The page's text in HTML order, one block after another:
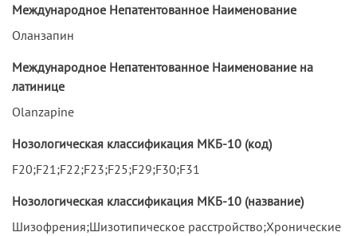
Международное Непатентованное Наименование
Оланзапин
Международное Непатентованное Наименование на
латинице
Olanzapine
Нозологическая классификация МКБ-10 (код)
F20;F21;F22;F23;F25;F29;F30;F31
Нозологическая классификация МКБ-10 (название)
Шизофрения;Шизотипическое расстройство;Хронические